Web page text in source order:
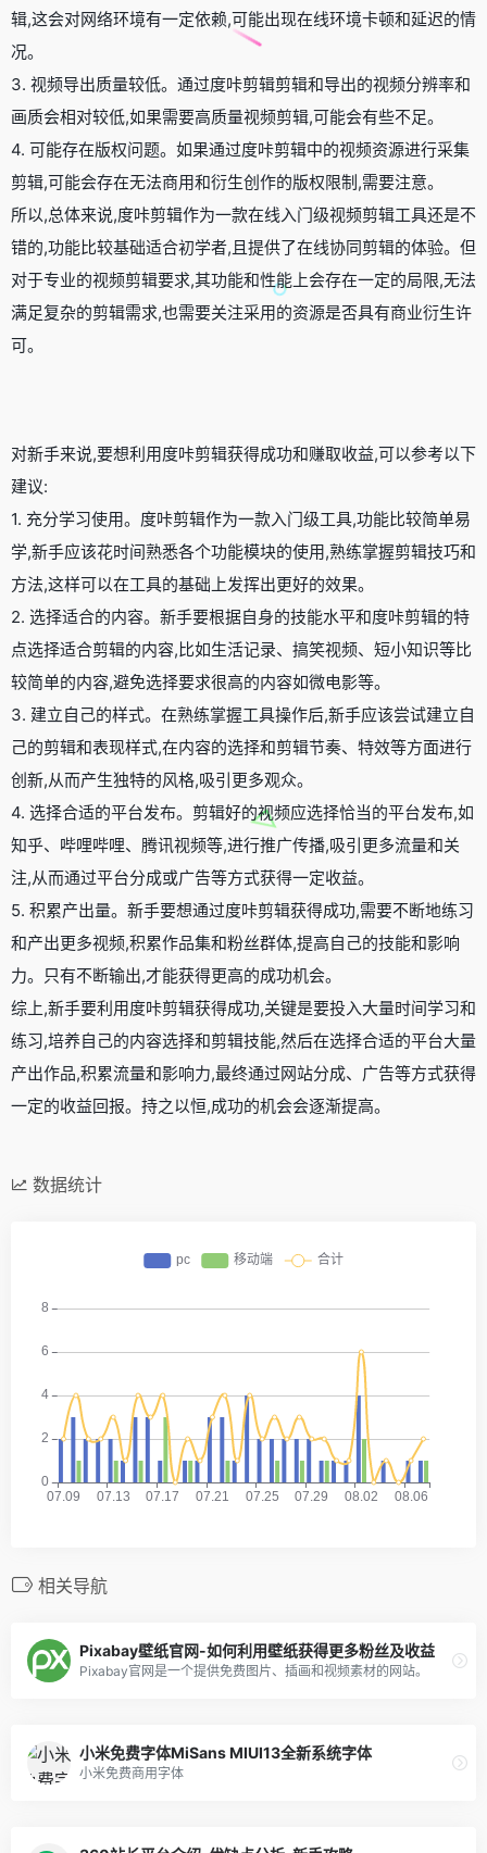
辑,这会对网络环境有一定依赖,可能出现在线环境卡顿和延迟的情
况。
3. 视频导出质量较低。通过度咔剪辑剪辑和导出的视频分辨率和
画质会相对较低,如果需要高质量视频剪辑,可能会有些不足。
4. 可能存在版权问题。如果通过度咔剪辑中的视频资源进行采集
剪辑,可能会存在无法商用和衍生创作的版权限制,需要注意。
所以,总体来说,度咔剪辑作为一款在线入门级视频剪辑工具还是不
错的,功能比较基础适合初学者,且提供了在线协同剪辑的体验。但
对于专业的视频剪辑要求,其功能和性能上会存在一定的局限,无法
满足复杂的剪辑需求,也需要关注采用的资源是否具有商业衍生许
可。
对新手来说,要想利用度咔剪辑获得成功和赚取收益,可以参考以下
建议:
1. 充分学习使用。度咔剪辑作为一款入门级工具,功能比较简单易
学,新手应该花时间熟悉各个功能模块的使用,熟练掌握剪辑技巧和
方法,这样可以在工具的基础上发挥出更好的效果。
2. 选择适合的内容。新手要根据自身的技能水平和度咔剪辑的特
点选择适合剪辑的内容,比如生活记录、搞笑视频、短小知识等比
较简单的内容,避免选择要求很高的内容如微电影等。
3. 建立自己的样式。在熟练掌握工具操作后,新手应该尝试建立自
己的剪辑和表现样式,在内容的选择和剪辑节奏、特效等方面进行
创新,从而产生独特的风格,吸引更多观众。
4. 选择合适的平台发布。剪辑好的视频应选择恰当的平台发布,如
知乎、哔哩哔哩、腾讯视频等,进行推广传播,吸引更多流量和关
注,从而通过平台分成或广告等方式获得一定收益。
5. 积累产出量。新手要想通过度咔剪辑获得成功,需要不断地练习
和产出更多视频,积累作品集和粉丝群体,提高自己的技能和影响
力。只有不断输出,才能获得更高的成功机会。
综上,新手要利用度咔剪辑获得成功,关键是要投入大量时间学习和
练习,培养自己的内容选择和剪辑技能,然后在选择合适的平台大量
产出作品,积累流量和影响力,最终通过网站分成、广告等方式获得
一定的收益回报。持之以恒,成功的机会会逐渐提高。
数据统计
相关导航
Pixabay壁纸官网-如何利用壁纸获得更多粉丝及收益
Pixabay官网是一个提供免费图片、插画和视频素材的网站。
小米免费字体MiSans MIUI13全新系统字体
小米免费商用字体